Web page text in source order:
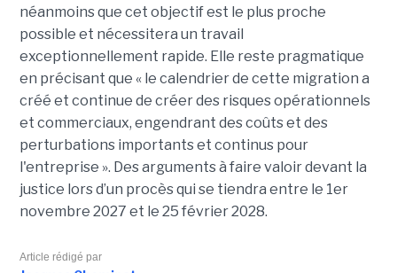
néanmoins que cet objectif est le plus proche
possible et nécessitera un travail
exceptionnellement rapide. Elle reste pragmatique
en précisant que « le calendrier de cette migration a
créé et continue de créer des risques opérationnels
et commerciaux, engendrant des coûts et des
perturbations importants et continus pour
l'entreprise ». Des arguments à faire valoir devant la
justice lors d’un procès qui se tiendra entre le 1er
novembre 2027 et le 25 février 2028.
Article rédigé par